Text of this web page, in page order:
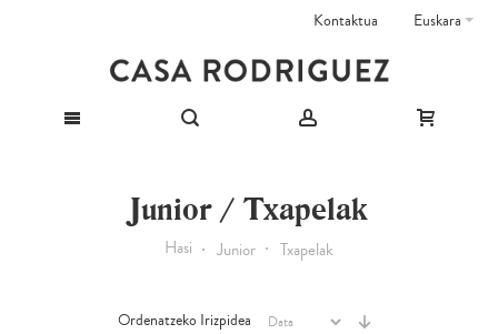
Euskara
Kontaktua
Junior / Txapelak
Hasi Junior Txapelak
Ordenatzeko Irizpidea